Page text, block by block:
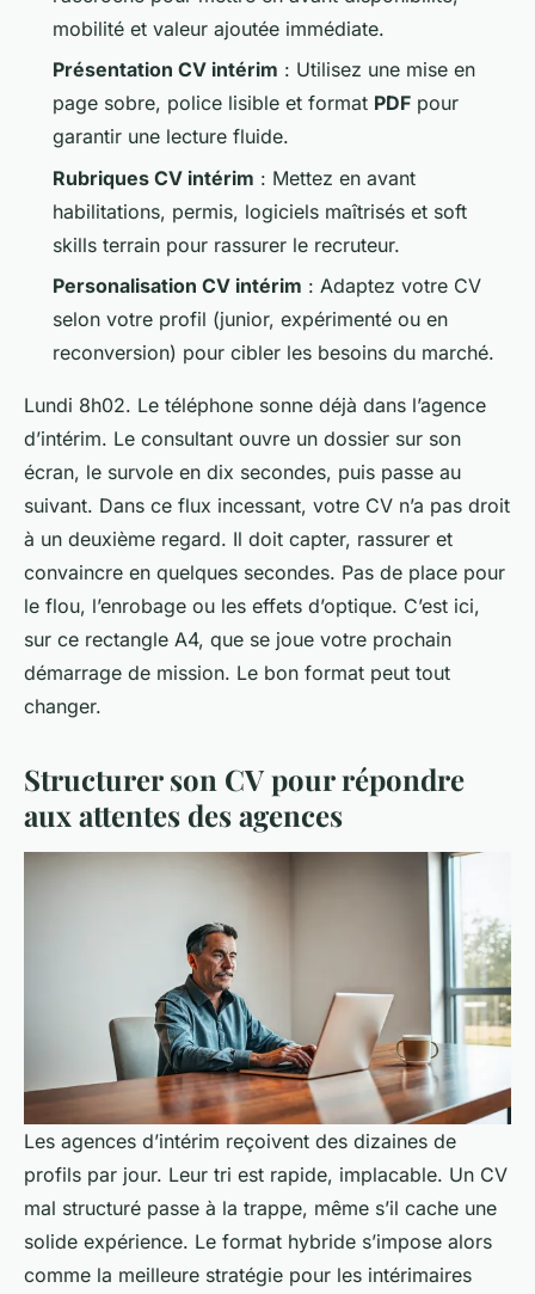
mobilité et valeur ajoutée immédiate.
Présentation CV intérim : Utilisez une mise en
page sobre, police lisible et format PDF pour
garantir une lecture fluide.
Rubriques CV intérim : Mettez en avant
habilitations, permis, logiciels maîtrisés et soft
skills terrain pour rassurer le recruteur.
Personalisation CV intérim : Adaptez votre CV
selon votre profil (junior, expérimenté ou en
reconversion) pour cibler les besoins du marché.
Lundi 8h02. Le téléphone sonne déjà dans l’agence
d’intérim. Le consultant ouvre un dossier sur son
écran, le survole en dix secondes, puis passe au
suivant. Dans ce flux incessant, votre CV n’a pas droit
à un deuxième regard. Il doit capter, rassurer et
convaincre en quelques secondes. Pas de place pour
le flou, l’enrobage ou les effets d’optique. C’est ici,
sur ce rectangle A4, que se joue votre prochain
démarrage de mission. Le bon format peut tout
changer.
Structurer son CV pour répondre
aux attentes des agences
Les agences d’intérim reçoivent des dizaines de
profils par jour. Leur tri est rapide, implacable. Un CV
mal structuré passe à la trappe, même s’il cache une
solide expérience. Le format hybride s’impose alors
comme la meilleure stratégie pour les intérimaires